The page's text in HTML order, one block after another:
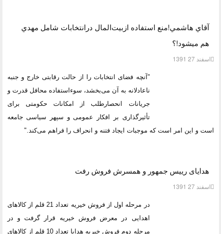
آقاي هاشمي!منع استفاده ازبيت‌المال درانتخابات شامل مهدي
هم ميشود!؟
اسفند 27 1391
"آنچه فضای انتخابات را از حالت رقابتی خارج و جنبه
ناعادلانه به آن می‌بخشد، سوءاستفاده محافل قدرت و
جریانات انحصارطلب از امکانات حکومتی برای
تأثیرگذاری بر افکار عمومی و سپهر سیاسی جامعه
است و این امر است که موجبات ایجاد فتنه و انحراف را فراهم می‌کند."
هدایای رییس جمهور و همسرش فروش رفت
اسفند 27 1391
در مرحله اول از فروش خیریه تعداد 21 قلم از کالاهای
اهدایی در معرض فروش خیریه قرار گرفت و در
مرحله دوم فروش خیریه هدایا تعداد 10 قلم از کالاهای